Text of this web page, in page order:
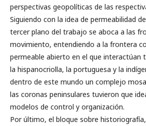
perspectivas geopolíticas de las
Siguiendo con la idea de permeabilidad
tercer plano del trabajo se aboca a las
movimiento, entendiendo a la frontera
permeable abierto en el que interactúan
la hispanocriolla, la portuguesa y la
dentro de este mundo un complejo
las coronas peninsulares tuvieron que
modelos de control y organización.
Por último, el bloque sobre